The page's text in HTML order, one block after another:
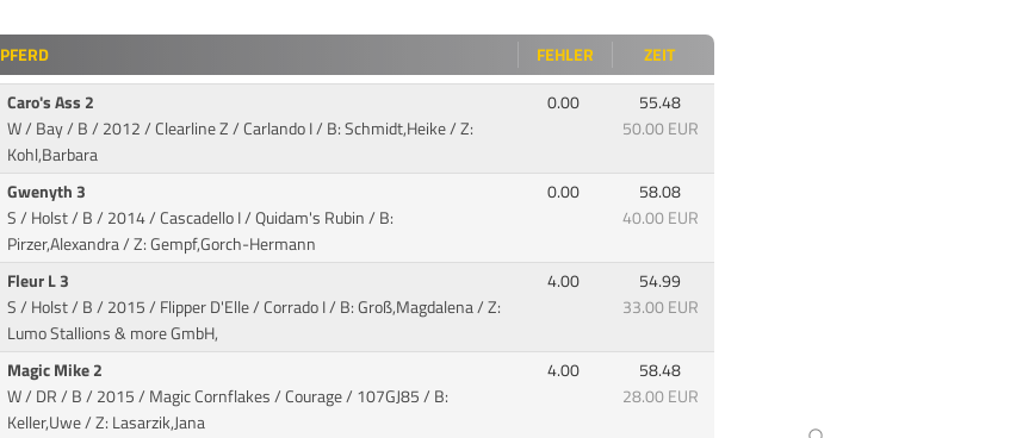
PFERD FEHLER
ZEIT
Caro's Ass 2
W / Bay / B / 2012 / Clearline Z / Carlando I/ B: Schmidt,Heike / Z:
Kohl,Barbara
0.00
55.48
50.00 EUR
Gwenyth 3
S / Holst / B / 2014 / Cascadello I / Quidam's Rubin/ B:
Pirzer,Alexandra / Z: Gempf,Gorch-Hermann
0.00
58.08
40.00 EUR
Fleur L 3
S / Holst / B / 2015 / Flipper D'Elle / Corrado I/ B: Groß,Magdalena / Z:
Lumo Stallions & more GmbH,
4.00
54.99
33.00 EUR
Magic Mike 2
W / DR / B / 2015 / Magic Cornflakes / Courage/ 107GJ85 / B:
Keller,Uwe / Z: Lasarzik,Jana
4.00
58.48
28.00 EUR